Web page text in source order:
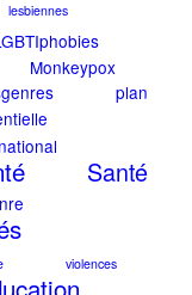
lesbiennes
Monkeypox
plan
Santé
violences